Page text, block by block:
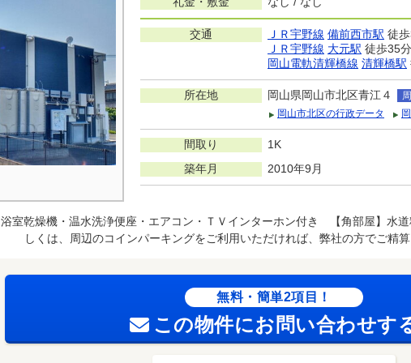
交通 ＪＲ宇野線 備前西市駅 徒
ＪＲ宇野線 大元駅 徒歩35分
岡山電軌清輝橋線 清輝橋駅
所在地 岡山県岡山市北区青江４
岡山市北区の行政データ
間取り 1K
築年月 2010年9月
浴室乾燥機・温水洗浄便座・エアコン・ＴＶインターホン付き 【角部屋】水
しくは、周辺のコインパーキングをご利用いただければ、弊社の方でご精算
無料・簡単2項目！
この物件にお問い合わせす